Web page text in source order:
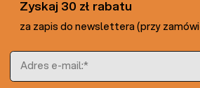
Złącze umożliwiające
alarmowego syren,
telefonicznego
Kompatybilny z transponderami
automatyczny test jakości
wskaźnik impulsu zwrotnego z
Zyskaj 30 zł rabatu
za zapis do newslettera (przy
Adres e-mail